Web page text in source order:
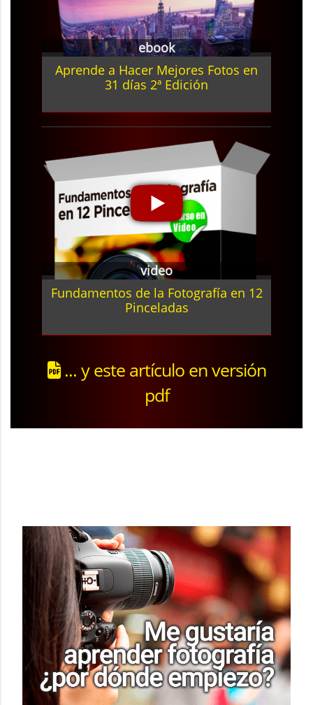
ebook
Aprende a Hacer Mejores Fotos en
31 días 2ª Edición
video
Fundamentos de la Fotografía en 12
Pinceladas
... y este artículo en versión
pdf